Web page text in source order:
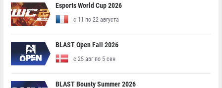
Esports World Cup 2026
с 11 по 22 августа
BLAST Open Fall 2026
с 25 авг по 5 сен
BLAST Bounty Summer 2026